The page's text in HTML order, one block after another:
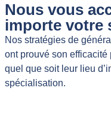
Nous vous
importe votre
Nos stratégies de
ont prouvé son efficacité
quel que soit leur lieu
spécialisation.